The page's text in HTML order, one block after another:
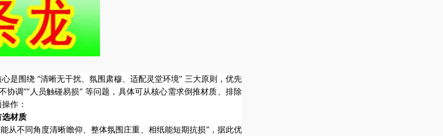
是围绕 “清晰无干扰、氛围肃穆、适配灵堂环境” 三大原则，优先
协调”“人员触碰易损” 等问题，具体可从核心需求倒推材质、排除
作：
材质
从不同角度清晰瞻仰、整体氛围庄重、相纸能短期抗损”，据此优